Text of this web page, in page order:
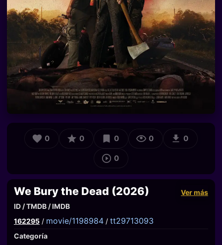
0 0 0 0 0
0
We Bury the Dead (2026)
Ver más
ID / TMDB / IMDB
162295 / movie/1198984 / tt29713093
Categoría